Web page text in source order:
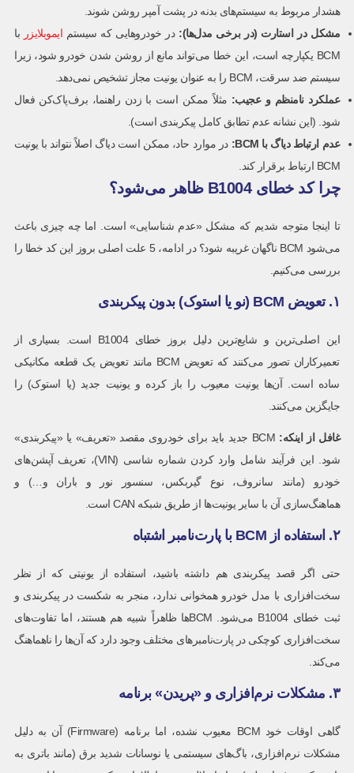
هشدار مربوط به سیستم‌های بدنه در پشت آمپر روشن شوند.
مشکل در استارت (در برخی مدل‌ها): در خودروهایی که سیستم ایموبلایزر با
BCM یکپارچه است، این خطا می‌تواند مانع از روشن شدن خودرو شود، زیرا
سیستم ضد سرقت، BCM را به عنوان یونیت مجاز تشخیص نمی‌دهد.
عملکرد نامنظم و عجیب: مثلاً ممکن است با زدن راهنما، برف‌پاک‌کن فعال
شود. (این نشانه عدم تطابق کامل پیکربندی است).
عدم ارتباط دیاگ با
در موارد حاد، ممکن است دیاگ اصلاً نتواند با یونیت
BCM ارتباط برقرار کند.
چرا کد خطای B1004 ظاهر می‌شود؟
تا اینجا متوجه شدیم که مشکل «عدم شناسایی» است. اما چه چیزی باعث
می‌شود BCM ناگهان غریبه شود؟ در ادامه، 5 علت اصلی بروز این کد خطا را
بررسی می‌کنیم.
۱. تعویض BCM (نو یا استوک) بدون پیکربندی
این اصلی‌ترین و شایع‌ترین دلیل بروز خطای B1004 است. بسیاری از
تعمیرکاران تصور می‌کنند که تعویض BCM مانند تعویض یک قطعه مکانیکی
ساده است. آن‌ها یونیت معیوب را باز کرده و یونیت جدید (یا استوک) را
جایگزین می‌کنند.
غافل از اینکه:
BCM جدید باید برای خودروی مقصد «تعریف» یا «پیکربندی»
شود. این فرآیند شامل وارد کردن شماره شاسی (VIN)، تعریف آپشن‌های
خودرو (مانند سانروف، نوع گیربکس، سنسور نور و باران و…) و
هماهنگ‌سازی آن با سایر یونیت‌ها از طریق شبکه CAN است.
۲. استفاده از BCM با پارت‌نامبر اشتباه
حتی اگر قصد پیکربندی هم داشته باشید، استفاده از یونیتی که از نظر
سخت‌افزاری با مدل خودرو همخوانی ندارد، منجر به شکست در پیکربندی و
ثبت خطای B1004 می‌شود. BCMها ظاهراً شبیه هم هستند، اما تفاوت‌های
سخت‌افزاری کوچکی در پارت‌نامبرهای مختلف وجود دارد که آن‌ها را ناهماهنگ
می‌کند.
۳. مشکلات نرم‌افزاری و «پریدن» برنامه
گاهی اوقات خود BCM معیوب نشده، اما برنامه (Firmware) آن به دلیل
مشکلات نرم‌افزاری، باگ‌های سیستمی یا نوسانات شدید برق (مانند باتری به